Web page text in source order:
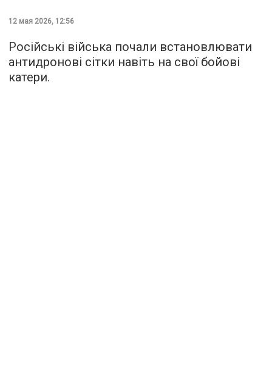
12 мая 2026, 12:56
Російські війська почали встановлювати
антидронові сітки навіть на свої бойові
катери.